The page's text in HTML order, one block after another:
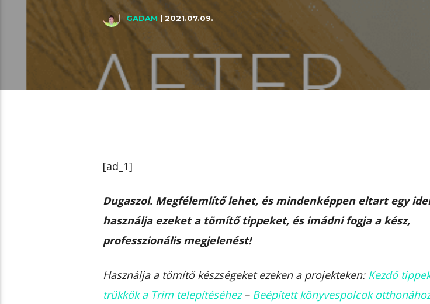
GADAM | 2021.07.09.
[ad_1]
Dugaszol. Megfélemlítő lehet, és mindenképpen eltart egy
használja ezeket a tömítő tippeket, és imádni fogja a kész,
professzionális megjelenést!
Használja a tömítő készségeket ezeken a projekteken: Kezdő
trükkök a Trim telepítéséhez– Beépített könyvespolcok